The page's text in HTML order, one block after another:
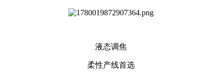
液态调焦
柔性产线首选